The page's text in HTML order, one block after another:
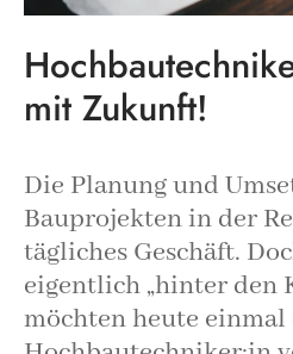
mit Zukunft!
Die Planung und
Bauprojekten in der
tägliches Geschäft.
eigentlich „hinter den
möchten heute